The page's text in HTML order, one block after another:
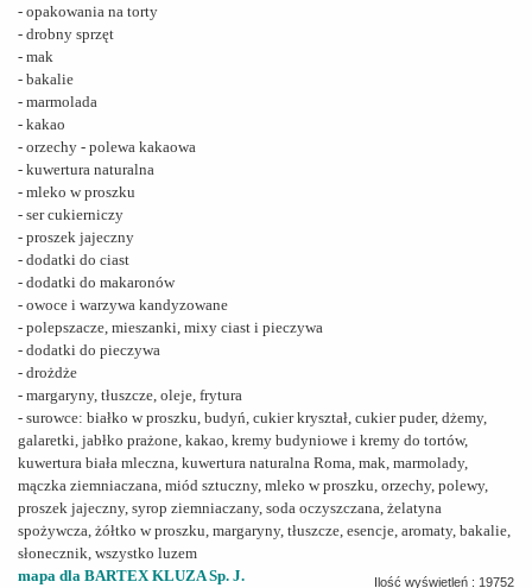
- opakowania na torty
- drobny sprzęt
- mak
- bakalie
- marmolada
- kakao
- orzechy - polewa kakaowa
- kuwertura naturalna
- mleko w proszku
- ser cukierniczy
- proszek jajeczny
- dodatki do ciast
- dodatki do makaronów
- owoce i warzywa kandyzowane
- polepszacze, mieszanki, mixy ciast i pieczywa
- dodatki do pieczywa
- drożdże
- margaryny, tłuszcze, oleje, frytura
- surowce: białko w proszku, budyń, cukier kryształ, cukier puder, dżemy,
galaretki, jabłko prażone, kakao, kremy budyniowe i kremy do tortów,
kuwertura biała mleczna, kuwertura naturalna Roma, mak, marmolady,
mączka ziemniaczana, miód sztuczny, mleko w proszku, orzechy, polewy,
proszek jajeczny, syrop ziemniaczany, soda oczyszczana, żelatyna
spożywcza, żółtko w proszku, margaryny, tłuszcze, esencje, aromaty, bakalie,
słonecznik, wszystko luzem
mapa dla BARTEX KLUZA Sp. J.
Ilość wyświetleń : 19752